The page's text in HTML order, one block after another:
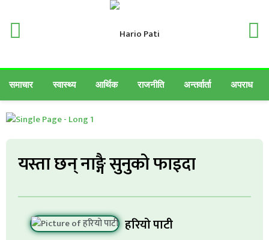
समाचार स्वास्थ्य आर्थिक राजनीति अन्तर्वार्ता अपराध
यस्ता छन् नाङ्गै सुनुकाे फाइदा
हरियो पाटी